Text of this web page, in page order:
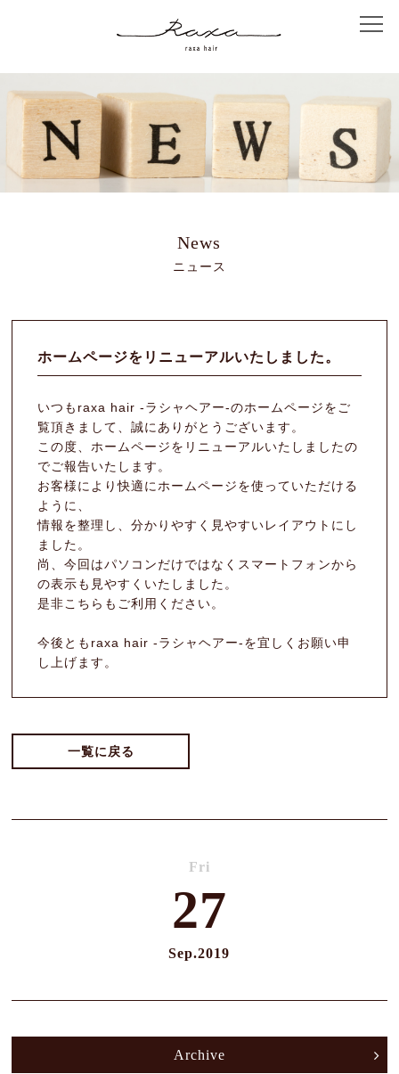
Home
Concept
Salon Info
Product
Blog
News
Voice
Q&A
Recruit
OPEN : 9:00～20:00
News
ニュース
ホームページをリニューアルいたしました。
いつもraxa hair -ラシャヘアー-のホームページをご
覧頂きまして、誠にありがとうございます。
この度、ホームページをリニューアルいたしましたの
でご報告いたします。
お客様により快適にホームページを使っていただける
ように、
情報を整理し、分かりやすく見やすいレイアウトにし
ました。
尚、今回はパソコンだけではなくスマートフォンから
の表示も見やすくいたしました。
是非こちらもご利用ください。
今後ともraxa hair -ラシャヘアー-を宜しくお願い申
し上げます。
一覧に戻る
Fri
27
Sep.2019
Archive